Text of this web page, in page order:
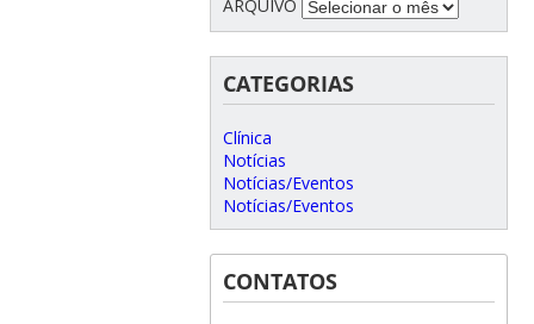
ARQUIVO
CATEGORIAS
Clínica
Notícias
Notícias/Eventos
Notícias/Eventos
CONTATOS